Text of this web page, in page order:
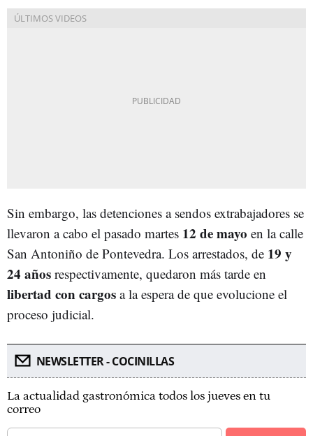
Sin embargo, las detenciones a sendos extrabajadores se
llevaron a cabo el pasado martes 12 de mayo en la calle
San Antoniño de Pontevedra. Los arrestados, de 19 y
24 años respectivamente, quedaron más tarde en
libertad con cargos a la espera de que evolucione el
proceso judicial.
NEWSLETTER - COCINILLAS
La actualidad gastronómica todos los jueves en tu
correo